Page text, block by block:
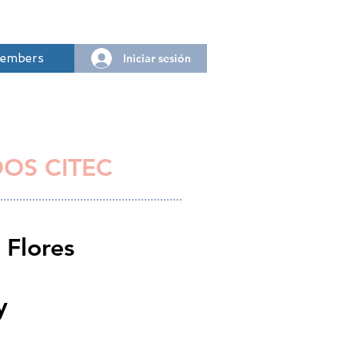
Iniciar sesión
CITEC